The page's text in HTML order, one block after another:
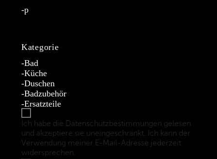
p
Kategorie
Bad
Küche
Duschen
Badzubehör
Ersatzteile
Ich habe die Datenschutzbestimmungen gelesen
und akzeptiere sie uneingeschränkt. Ich kann der
Verwendung meiner E-Mail-Adresse jederzeit
widersprechen.